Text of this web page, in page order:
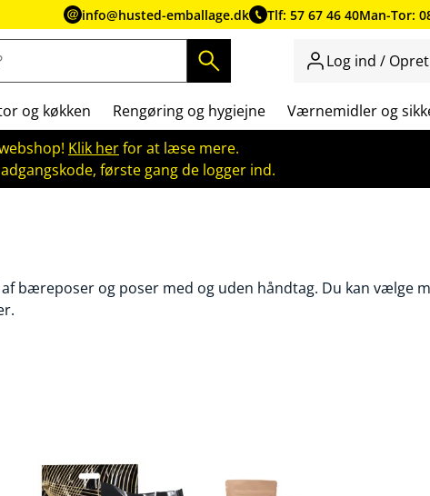
info@husted-emballage.dk Tlf: 57 67 46 40Man-Tor:
Log ind /
og køkken Rengøring og hygiejne
Værnemidler og
Klik herfor at læse mere.
første gang de logger ind.
bæreposer og poser med og uden håndtag. Du kan vælge